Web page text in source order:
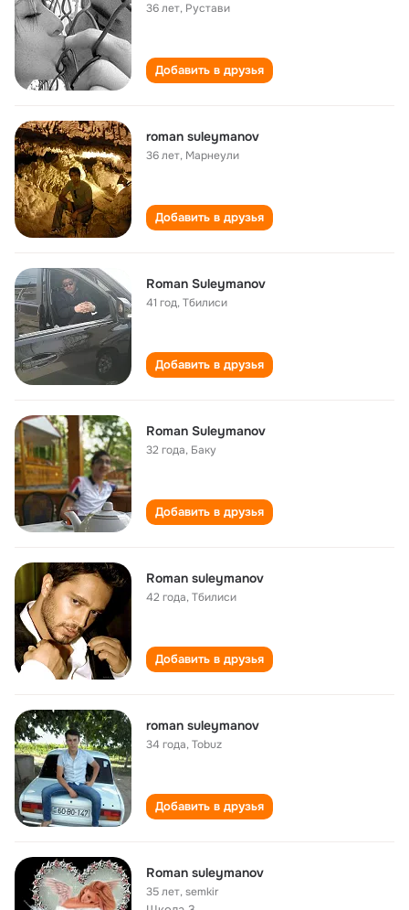
36 лет, Рустави
Добавить в друзья
roman suleymanov
36 лет, Марнеули
Добавить в друзья
Roman Suleymanov
41 год,Тбилиси
Добавить в друзья
Roman Suleymanov
32 года, Баку
Добавить в друзья
Roman suleymanov
42 года,Тбилиси
Добавить в друзья
roman suleymanov
34 года,Tobuz
Добавить в друзья
Roman suleymanov
35 лет,semkir